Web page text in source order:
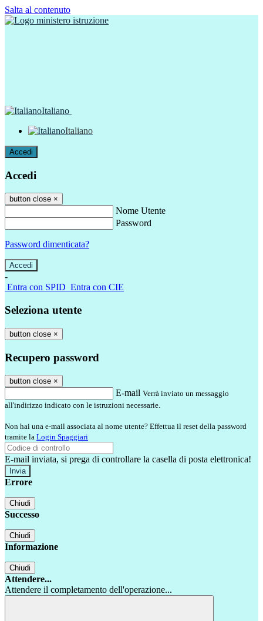
Salta al contenuto
Italiano
Italiano
Accedi
Accedi
button close ×
Nome Utente
Password
Password dimenticata?
-
Entra con SPID Entra con CIE
Seleziona utente
button close ×
Recupero password
button close ×
E-mail Verrà inviato un messaggio
all'indirizzo indicato con le istruzioni necessarie.
Non hai una e-mail associata al nome utente? Effettua il reset della password
tramite la Login Spaggiari
E-mail inviata, si prega di controllare la casella di posta elettronica!
Errore
Chiudi
Successo
Chiudi
Informazione
Chiudi
Attendere...
Attendere il completamento dell'operazione...